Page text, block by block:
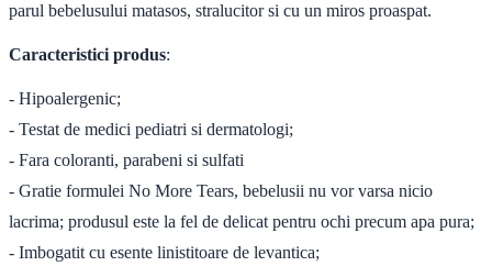
parul bebelusului matasos, stralucitor si cu un miros proaspat.
Caracteristici produs:
- Hipoalergenic;
- Testat de medici pediatri si dermatologi;
- Fara coloranti, parabeni si sulfati
- Gratie formulei No More Tears, bebelusii nu vor varsa nicio
lacrima; produsul este la fel de delicat pentru ochi precum apa pura;
- Imbogatit cu esente linistitoare de levantica;